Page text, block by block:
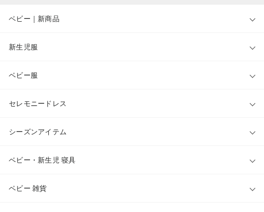
ベビー｜新商品
新生児服
ベビー服
セレモニードレス
シーズンアイテム
ベビー・新生児 寝具
ベビー 雑貨